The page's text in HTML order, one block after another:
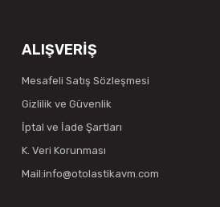
ALIŞVERİŞ
Mesafeli Satış Sözleşmesi
Gizlilik ve Güvenlik
İptal ve İade Şartları
K. Veri Korunması
Mail:info@otolastikavm.com